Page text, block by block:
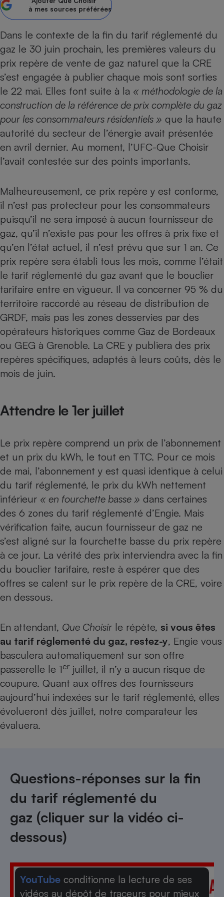
à mes sources préférées
Dans le contexte de la fin du tarif réglementé du
gaz le 30 juin prochain, les premières valeurs du
prix repère de vente de gaz naturel que la CRE
s’est engagée à publier chaque mois sont sorties
le 22 mai. Elles font suite à la « méthodologie de la
construction de la référence de prix complète du gaz
pour les consommateurs résidentiels » que la haute
autorité du secteur de l’énergie avait présentée
en avril dernier. Au moment, l’UFC-Que Choisir
l’avait contestée sur des points importants.
Malheureusement, ce prix repère y est conforme,
il n’est pas protecteur pour les consommateurs
puisqu’il ne sera imposé à aucun fournisseur de
gaz, qu’il n’existe pas pour les offres à prix fixe et
qu’en l’état actuel, il n’est prévu que sur 1 an. Ce
prix repère sera établi tous les mois, comme l’était
le tarif réglementé du gaz avant que le bouclier
tarifaire entre en vigueur. Il va concerner 95 % du
territoire raccordé au réseau de distribution de
GRDF, mais pas les zones desservies par des
opérateurs historiques comme Gaz de Bordeaux
ou GEG à Grenoble. La CRE y publiera des prix
repères spécifiques, adaptés à leurs coûts, dès le
mois de juin.
Attendre le 1er juillet
Le prix repère comprend un prix de l’abonnement
et un prix du kWh, le tout en TTC. Pour ce mois
de mai, l’abonnement y est quasi identique à celui
du tarif réglementé, le prix du kWh nettement
inférieur « en fourchette basse » dans certaines
des 6 zones du tarif réglementé d’Engie. Mais
vérification faite, aucun fournisseur de gaz ne
s’est aligné sur la fourchette basse du prix repère
à ce jour. La vérité des prix interviendra avec la fin
du bouclier tarifaire, reste à espérer que des
offres se calent sur le prix repère de la CRE, voire
en dessous.
En attendant, Que Choisir le répète, si vous êtes
au tarif réglementé du gaz, restez-y, Engie vous
basculera automatiquement sur son offre
passerelle le 1er juillet, il n’y a aucun risque de
coupure. Quant aux offres des fournisseurs
aujourd’hui indexées sur le tarif réglementé, elles
évolueront dès juillet, notre comparateur les
évaluera.
Questions-réponses sur la fin
du tarif réglementé du
gaz (cliquer sur la vidéo ci-
dessous)
YouTube conditionne la lecture de ses
vidéos au dépôt de traceurs pour mieux
alimentaire
bouteille
Assurance emprunteur
Banque
Lave-linge
Plaque de cuisson à
Climatiseur -
Ventilateur
Cafetière à expressos
Robot ménager
Téléviseur
Téléphone mobile -
Smartphone
Antivirus
Matelas
Radiateur électrique
Climatiseur -
Ventilateur
Mutuelle
Antimoustique